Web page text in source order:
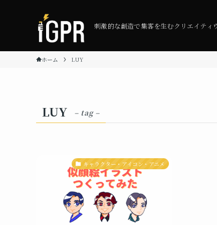
刺激的な創造で集客を生むクリエイティ
ホーム LUY
LUY – tag –
キャラクター・アイコン・アニメ